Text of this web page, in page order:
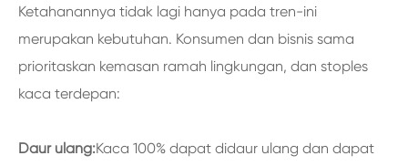
Ketahanannya tidak lagi hanya pada tren-ini
merupakan kebutuhan. Konsumen dan bisnis sama
prioritaskan kemasan ramah lingkungan, dan stoples
kaca terdepan:
Daur ulang:Kaca 100% dapat didaur ulang dan dapat